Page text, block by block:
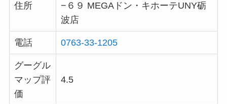
住所
−６９ MEGAドン・キホーテUNY砺
波店
電話 0763-33-1205
グーグル
マップ評
価
4.5